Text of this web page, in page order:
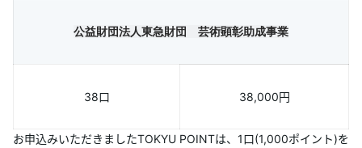
公益財団法人東急財団 芸術顕彰助成事業
38口 38,000円
お申込みいただきましたTOKYU POINTは、1口(1,000ポイント)を